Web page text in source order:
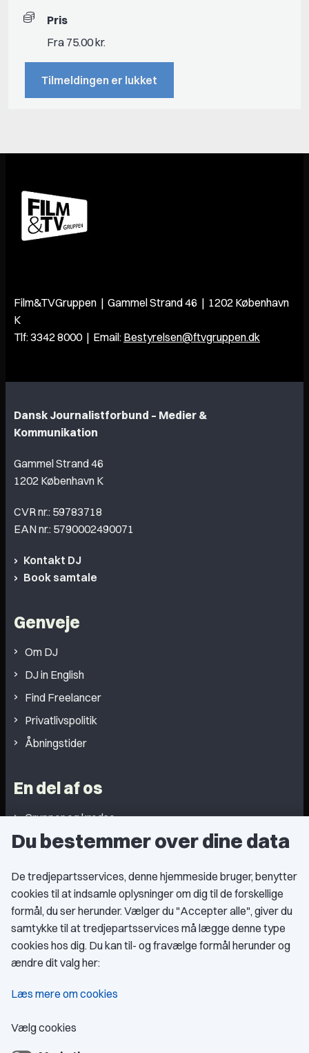
Pris
Fra 75.00 kr.
Tilmeldingen er lukket
Film&TVGruppen | Gammel Strand 46 | 1202 København
K
Tlf: 3342 8000 | Email: Bestyrelsen@ftvgruppen.dk
Dansk Journalistforbund – Medier &
Kommunikation
Gammel Strand 46
1202 København K
CVR nr.: 59783718
EAN nr.: 5790002490071
Kontakt DJ
Book samtale
Genveje
Om DJ
DJ in English
Find Freelancer
Privatlivspolitik
Åbningstider
En del af os
Grupper og kredse
Studentergrupper
Medlemskab
Fordele som medlem
Kontingent
Du bestemmer over dine data
De tredjepartsservices, denne hjemmeside bruger, benytter
cookies til at indsamle oplysninger om dig til de forskellige
formål, du ser herunder. Vælger du "Accepter alle", giver du
samtykke til at tredjepartsservices må lægge denne type
cookies hos dig. Du kan til- og fravælge formål herunder og
ændre dit valg her:
Læs mere om cookies
Vælg cookies